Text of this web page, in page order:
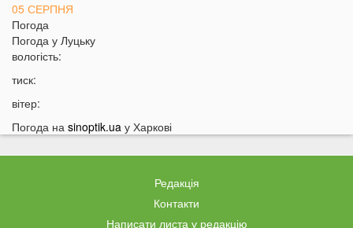
05 СЕРПНЯ
21:32
У Луцьку зафіксували аномалію
20:21
19:51
19:20
Що категорично заборонено робити на Яблучний
Спас: повний перелік
Водіїв в Україні можуть оштрафувати на 1190 гривень
На Волині рясно ростуть маслюки: показали
Погода
Погода у Луцьку
вологість:
тиск:
вітер:
Погода на sinoptik.ua у Харкові
Редакція
Контакти
Написати листа у редакцію